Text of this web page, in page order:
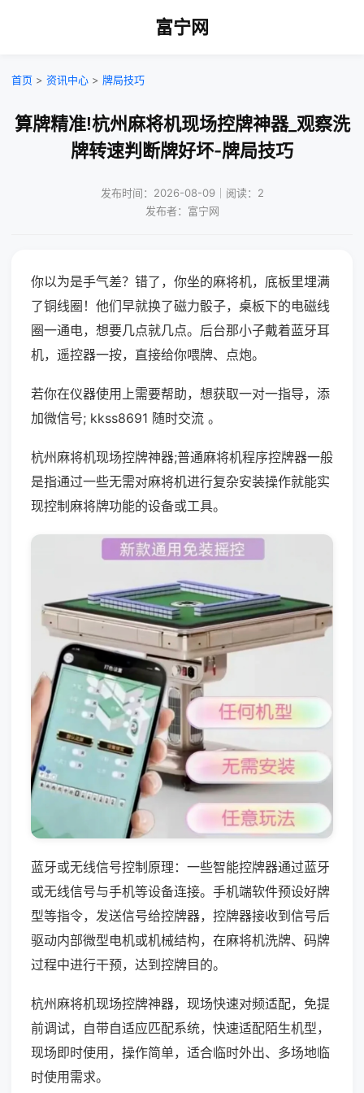
富宁网
首页 > 资讯中心 > 牌局技巧
算牌精准!杭州麻将机现场控牌神器_观察洗
牌转速判断牌好坏-牌局技巧
发布时间：2026-08-09｜阅读：2
发布者：富宁网
你以为是手气差？错了，你坐的麻将机，底板里埋满
了铜线圈！他们早就换了磁力骰子，桌板下的电磁线
圈一通电，想要几点就几点。后台那小子戴着蓝牙耳
机，遥控器一按，直接给你喂牌、点炮。
若你在仪器使用上需要帮助，想获取一对一指导，添
加微信号; kkss8691 随时交流 。
杭州麻将机现场控牌神器;普通麻将机程序控牌器一般
是指通过一些无需对麻将机进行复杂安装操作就能实
现控制麻将牌功能的设备或工具。
蓝牙或无线信号控制原理：一些智能控牌器通过蓝牙
或无线信号与手机等设备连接。手机端软件预设好牌
型等指令，发送信号给控牌器，控牌器接收到信号后
驱动内部微型电机或机械结构，在麻将机洗牌、码牌
过程中进行干预，达到控牌目的。
杭州麻将机现场控牌神器，现场快速对频适配，免提
前调试，自带自适应匹配系统，快速适配陌生机型，
现场即时使用，操作简单，适合临时外出、多场地临
时使用需求。